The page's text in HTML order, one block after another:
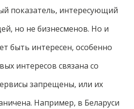
показатель, интересующий
но не бизнесменов. Но и
быть интересен, особенно
интересов связана со
запрещены, или их
Например, в Беларуси